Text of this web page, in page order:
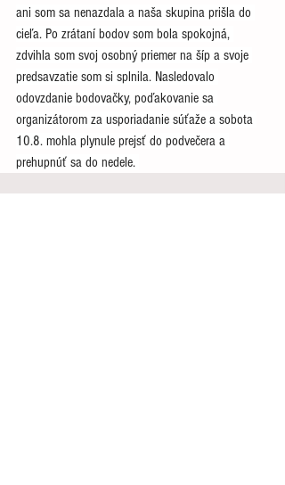
ani som sa nenazdala a naša skupina prišla do
cieľa. Po zrátaní bodov som bola spokojná,
zdvihla som svoj osobný priemer na šíp a svoje
predsavzatie som si splnila. Nasledovalo
odovzdanie bodovačky, poďakovanie sa
organizátorom za usporiadanie súťaže a sobota
10.8. mohla plynule prejsť do podvečera a
prehupnúť sa do nedele.